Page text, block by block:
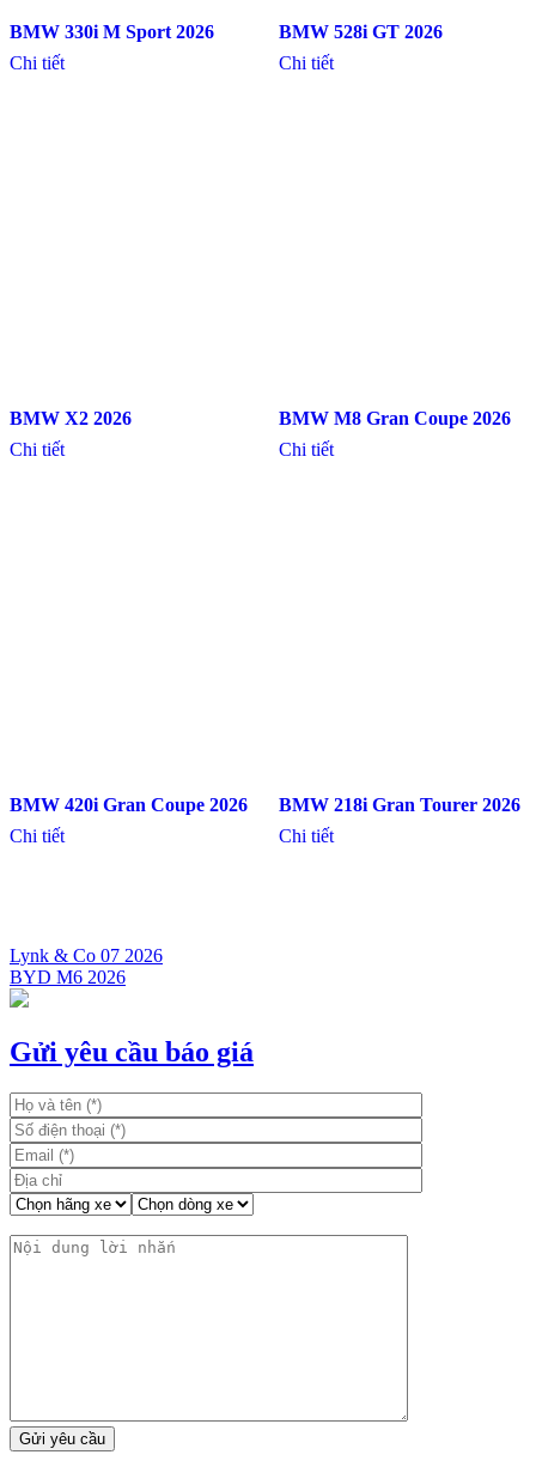
BMW 330i M Sport 2026
Chi tiết
BMW 528i GT 2026
Chi tiết
BMW X2 2026
Chi tiết
BMW M8 Gran Coupe 2026
Chi tiết
BMW 420i Gran Coupe 2026
Chi tiết
BMW 218i Gran Tourer 2026
Chi tiết
Điều
hướng
bài
Lynk & Co 07 2026
BYD M6 2026
Gửi yêu cầu báo giá